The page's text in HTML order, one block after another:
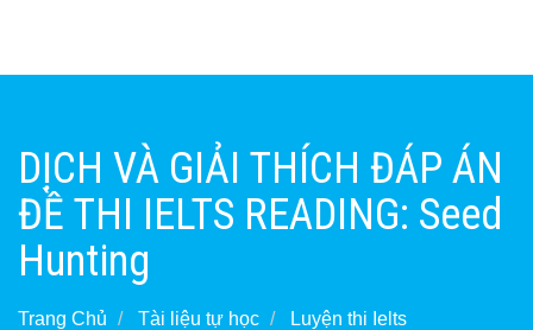
DỊCH VÀ GIẢI THÍCH ĐÁP ÁN
ĐỀ THI IELTS READING: Seed
Hunting
Trang Chủ Tài liệu tự học
Luyện thi Ielts